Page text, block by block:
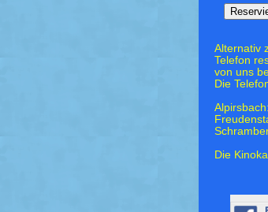
Alternativ
Telefon
von uns
Die
Die